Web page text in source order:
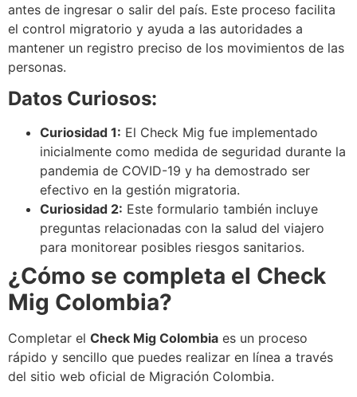
antes de ingresar o salir del país. Este proceso facilita
el control migratorio y ayuda a las autoridades a
mantener un registro preciso de los movimientos de las
personas.
Datos Curiosos:
Curiosidad 1: El Check Mig fue implementado
inicialmente como medida de seguridad durante la
pandemia de COVID-19 y ha demostrado ser
efectivo en la gestión migratoria.
Curiosidad 2: Este formulario también incluye
preguntas relacionadas con la salud del viajero
para monitorear posibles riesgos sanitarios.
¿Cómo se completa el Check
Mig Colombia?
Completar el Check Mig Colombia es un proceso
rápido y sencillo que puedes realizar en línea a través
del sitio web oficial de Migración Colombia.